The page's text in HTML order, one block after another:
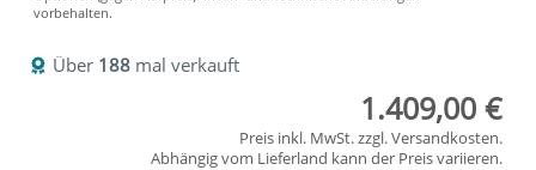
Über 188 mal verkauft
1.409,00 €
Preis inkl. MwSt. zzgl.Versandkosten.
Abhängig vom Lieferland kann der Preis variieren.